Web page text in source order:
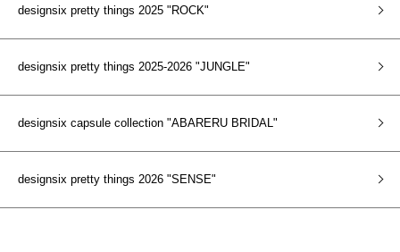
designsix pretty things 2025 "ROCK"
designsix pretty things 2025-2026 "JUNGLE"
designsix capsule collection "ABARERU BRIDAL"
designsix pretty things 2026 "SENSE"